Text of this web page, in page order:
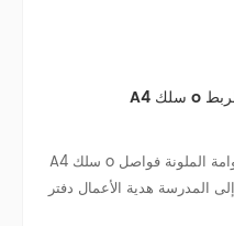
A4 سلك o دفتر الملاحظات ، 5 موضوع دفتر دوامة الملونة فواصل
المدرسة هدية الأعمال دفتر